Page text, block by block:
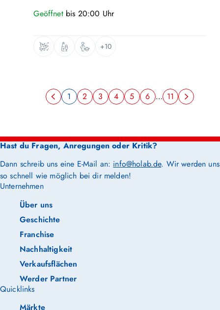
Geöffnet bis 20:00 Uhr
+10
1 2 3 4 5 6 … 11
Hast du Fragen, Anregungen oder Kritik?
Dann schreib uns eine E-Mail an: info@holab.de. Wir werden uns
so schnell wie möglich bei dir melden!
Unternehmen
Über uns
Geschichte
Franchise
Nachhaltigkeit
Verkaufsflächen
Werder Partner
Quicklinks
Märkte